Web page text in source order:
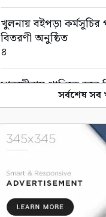
খুলনায় বইপড়া কর্মসূচির
বিতরণী অনুষ্ঠিত
৪
সাতক্ষীরায় পানিতে
প্রযুক্তি, সাংবাদিকতা এবং
৬
পুতুল নাচে বেঁচে থাকে
সর্বশেষ সব